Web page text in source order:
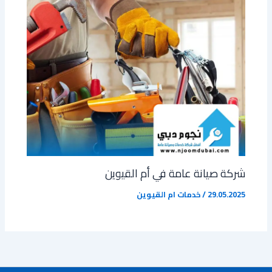
شركة صيانة عامة في أم القيوين
29.05.2025
/خدمات ام القيوين